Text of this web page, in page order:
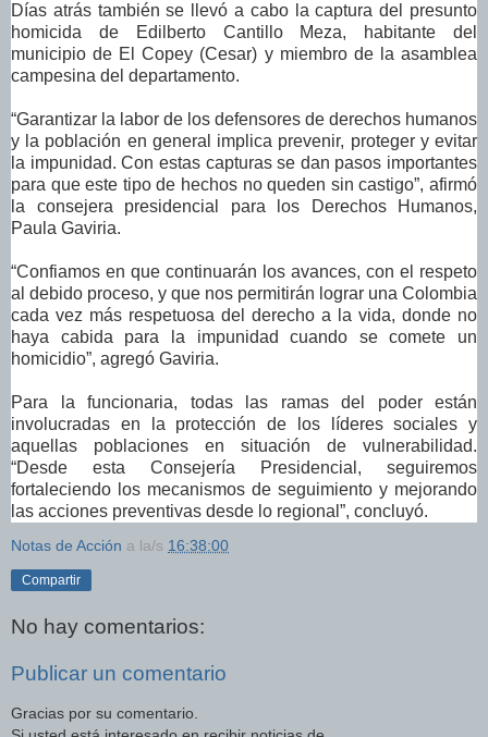
Días atrás también se llevó a cabo la captura del presunto
homicida de Edilberto Cantillo Meza, habitante del
municipio de El Copey (Cesar) y miembro de la asamblea
campesina del departamento.
“Garantizar la labor de los defensores de derechos humanos
y la población en general implica prevenir, proteger y evitar
la impunidad. Con estas capturas se dan pasos importantes
para que este tipo de hechos no queden sin castigo”, afirmó
la consejera presidencial para los Derechos Humanos,
Paula Gaviria.
“Confiamos en que continuarán los avances, con el respeto
al debido proceso, y que nos permitirán lograr una Colombia
cada vez más respetuosa del derecho a la vida, donde no
haya cabida para la impunidad cuando se comete un
homicidio”, agregó Gaviria.
Para la funcionaria, todas las ramas del poder están
involucradas en la protección de los líderes sociales y
aquellas poblaciones en situación de vulnerabilidad.
“Desde esta Consejería Presidencial, seguiremos
fortaleciendo los mecanismos de seguimiento y mejorando
las acciones preventivas desde lo regional”, concluyó.
Notas de Acción a la/s 16:38:00
Compartir
No hay comentarios:
Publicar un comentario
Gracias por su comentario.